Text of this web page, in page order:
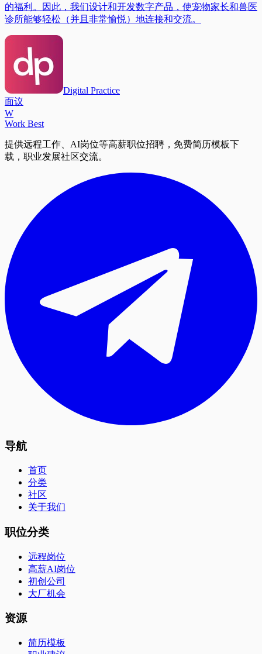
的福利。因此，我们设计和开发数字产品，使宠物家长和兽医
诊所能够轻松（并且非常愉悦）地连接和交流。
Digital Practice
面议
W
Work Best
提供远程工作、AI岗位等高薪职位招聘，免费简历模板下
载，职业发展社区交流。
导航
首页
分类
社区
关于我们
职位分类
远程岗位
高薪AI岗位
初创公司
大厂机会
资源
简历模板